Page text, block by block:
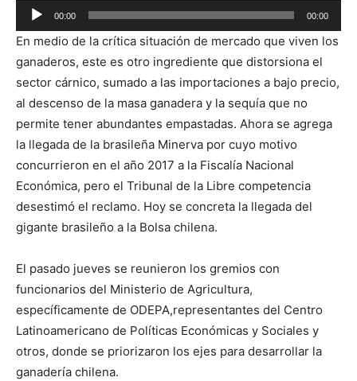
Reproductor
de
audio
00:00 00:00
En medio de la crítica situación de mercado que viven los
ganaderos, este es otro ingrediente que distorsiona el
sector cárnico, sumado a las importaciones a bajo precio,
al descenso de la masa ganadera y la sequía que no
permite tener abundantes empastadas. Ahora se agrega
la llegada de la brasileña Minerva por cuyo motivo
concurrieron en el año 2017 a la Fiscalía Nacional
Económica, pero el Tribunal de la Libre competencia
desestimó el reclamo. Hoy se concreta la llegada del
gigante brasileño a la Bolsa chilena.
El pasado jueves se reunieron los gremios con
funcionarios del Ministerio de Agricultura,
específicamente de ODEPA,representantes del Centro
Latinoamericano de Políticas Económicas y Sociales y
otros, donde se priorizaron los ejes para desarrollar la
ganadería chilena.